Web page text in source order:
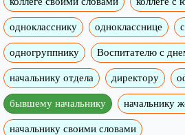
однокласснику однокласснице
одногруппнику Воспитателю с
начальнику отдела директору
бывшему начальнику начальнику
начальнику своими словами